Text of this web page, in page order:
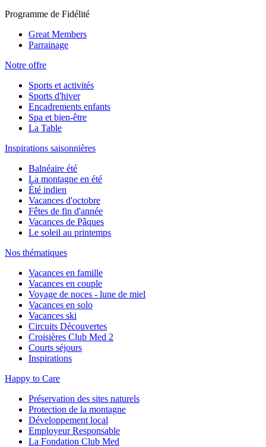
Programme de Fidélité
Great Members
Parrainage
Notre offre
Sports et activités
Sports d'hiver
Encadrements enfants
Spa et bien-être
La Table
Inspirations saisonnières
Balnéaire été
La montagne en été
Été indien
Vacances d'octobre
Fêtes de fin d'année
Vacances de Pâques
Le soleil au printemps
Nos thématiques
Vacances en famille
Vacances en couple
Voyage de noces - lune de miel
Vacances en solo
Vacances ski
Circuits Découvertes
Croisières Club Med 2
Courts séjours
Inspirations
Happy to Care
Préservation des sites naturels
Protection de la montagne
Développement local
Employeur Responsable
La Fondation Club Med